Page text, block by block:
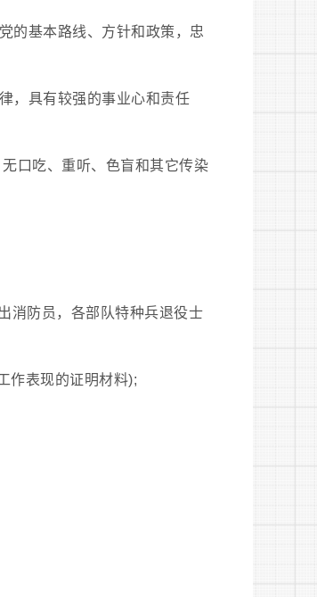
的基本路线、方针和政策，忠
，具有较强的事业心和责任
口吃、重听、色盲和其它传染
消防员，各部队特种兵退役士
作表现的证明材料);
违纪、被开除公职或辞退等不